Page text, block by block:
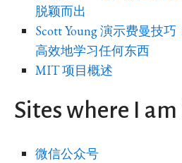
脱颖而出
Scott Young 演示费曼技
高效地学习任何东西
MIT 项目概述
Sites where I
微信公众号